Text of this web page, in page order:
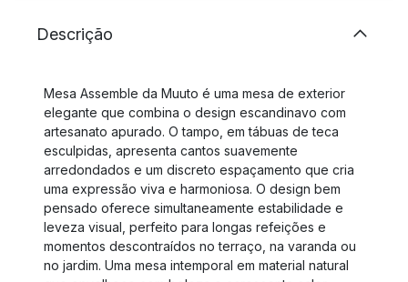
Descrição
Mesa Assemble da Muuto é uma mesa de exterior
elegante que combina o design escandinavo com
artesanato apurado. O tampo, em tábuas de teca
esculpidas, apresenta cantos suavemente
arredondados e um discreto espaçamento que cria
uma expressão viva e harmoniosa. O design bem
pensado oferece simultaneamente estabilidade e
leveza visual, perfeito para longas refeições e
momentos descontraídos no terraço, na varanda ou
no jardim. Uma mesa intemporal em material natural